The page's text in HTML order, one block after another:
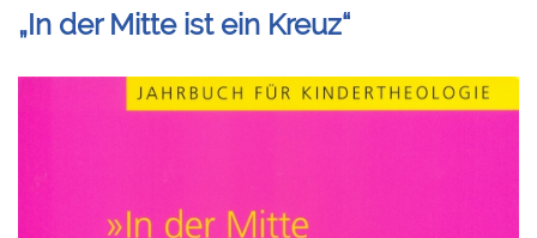
„In der Mitte ist ein Kreuz“